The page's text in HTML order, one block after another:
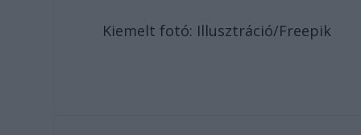
Kiemelt fotó: Illusztráció/Freepik